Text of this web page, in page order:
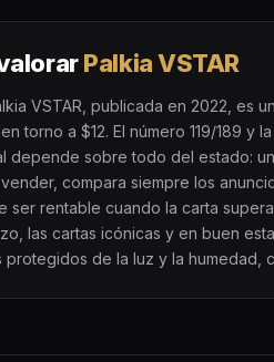
Palkia VSTAR
VSTAR, publicada en 2022, es
torno a $12. El número 119/189
depende sobre todo del estado:
compara siempre los
ser rentable cuando la carta
las cartas icónicas y en buen
protegidos de la luz y la humedad,